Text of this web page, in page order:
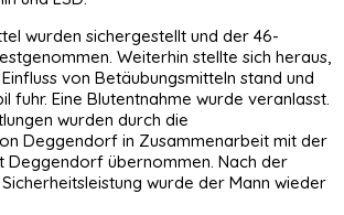
wurden sichergestellt und der 46-
Weiterhin stellte sich heraus,
von Betäubungsmitteln stand und
fuhr. Eine Blutentnahme wurde veranlasst.
wurden durch die
Deggendorf in Zusammenarbeit mit der
Deggendorf übernommen. Nach der
wurde der Mann wieder